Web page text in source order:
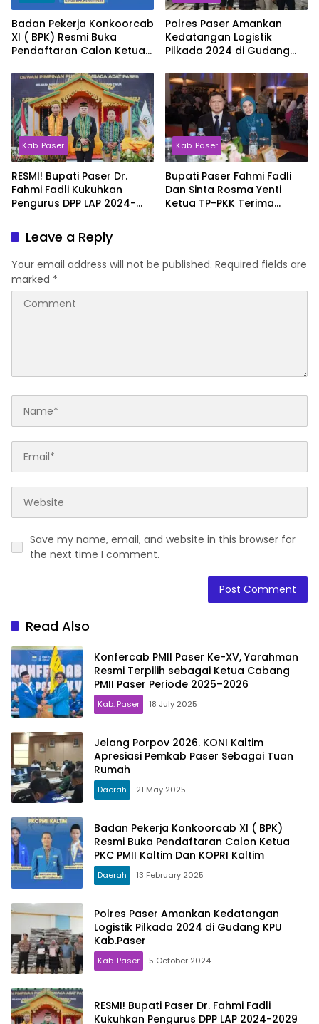
Badan Pekerja Konkoorcab
XI ( BPK) Resmi Buka
Pendaftaran Calon Ketua
Kaltim
Polres Paser Amankan
Kedatangan Logistik
Pilkada 2024 di Gudang
Kab. Paser
RESMI! Bupati Paser Dr.
Fahmi Fadli Kukuhkan
Pengurus DPP LAP 2024-
Kab. Paser
Bupati Paser Fahmi Fadli
Dan Sinta Rosma Yenti
Ketua TP-PKK Terima
Leave a Reply
Your email address will not be published. Required fields are
marked *
Save my name, email, and website in this browser for
the next time I comment.
Read Also
Konfercab PMII Paser Ke-XV, Yarahman
Resmi Terpilih sebagai Ketua Cabang
PMII Paser Periode 2025–2026
Kab. Paser 18 July 2025
Jelang Porpov 2026. KONI Kaltim
Apresiasi Pemkab Paser Sebagai Tuan
Rumah
Daerah 21 May 2025
Badan Pekerja Konkoorcab XI ( BPK)
Resmi Buka Pendaftaran Calon Ketua
PKC PMII Kaltim Dan KOPRI Kaltim
Daerah 13 February 2025
Polres Paser Amankan Kedatangan
Logistik Pilkada 2024 di Gudang KPU
Kab.Paser
Kab. Paser 5 October 2024
RESMI! Bupati Paser Dr. Fahmi Fadli
Kukuhkan Pengurus DPP LAP 2024-2029